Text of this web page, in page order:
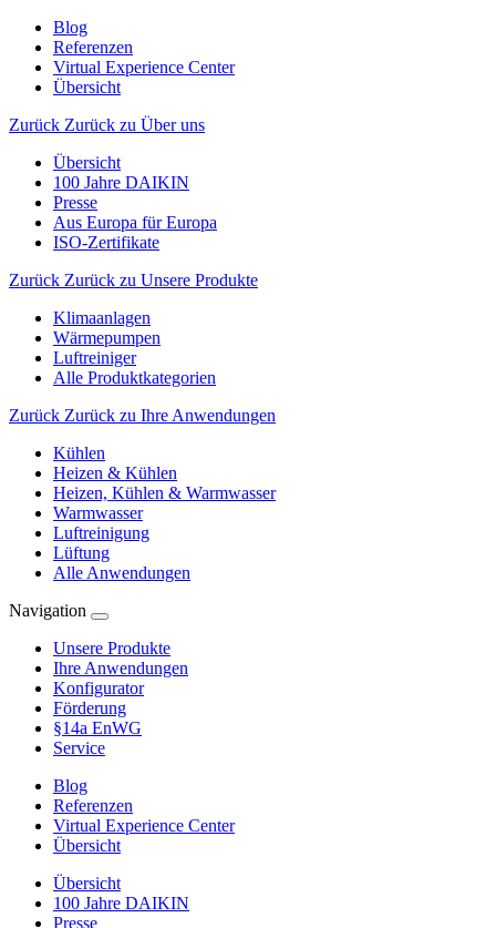
Blog
Referenzen
Virtual Experience Center
Übersicht
Zurück Zurück zu Über uns
Übersicht
100 Jahre DAIKIN
Presse
Aus Europa für Europa
ISO-Zertifikate
Zurück Zurück zu Unsere Produkte
Klimaanlagen
Wärmepumpen
Luftreiniger
Alle Produktkategorien
Zurück Zurück zu Ihre Anwendungen
Kühlen
Heizen & Kühlen
Heizen, Kühlen & Warmwasser
Warmwasser
Luftreinigung
Lüftung
Alle Anwendungen
Navigation
Unsere Produkte
Ihre Anwendungen
Konfigurator
Förderung
§14a EnWG
Service
Blog
Referenzen
Virtual Experience Center
Übersicht
Übersicht
100 Jahre DAIKIN
Presse